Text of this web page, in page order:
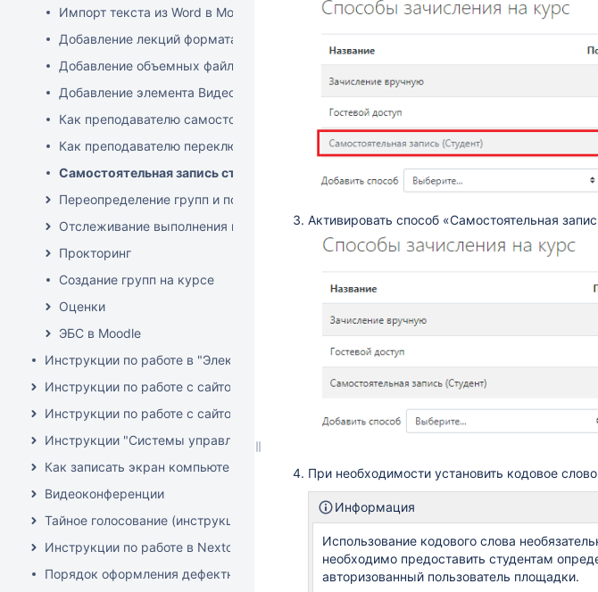
Импорт текста из Word в Moodle
Добавление лекций формата ppt
Добавление объемных файлов, книг и видео в курс
Добавление элемента Видеоконференция в курс
Как преподавателю самостоятельно записать студентов на курс
Как преподавателю переключиться к роли студента
Самостоятельная запись студентов на курс
Переопределение групп и пользователей
Отслеживание выполнения курса
Прокторинг
Создание групп на курсе
Оценки
ЭБС в Moodle
Инструкции по работе в "Электронный архив НГУ" (DSpace)
Инструкции по работе с сайтом Всесибирской олимпиады (vsesib.nsu.ru)
Инструкции по работе с сайтом НГУ
Инструкции "Системы управления конференциями"
Как записать экран компьютера со звуком
Видеоконференции
Тайное голосование (инструкции)
Инструкции по работе в Nextcloud
Порядок оформления дефектной ведомости на списание основного средства
Активировать способ «Самостоятельная
При необходимости установить кодовое
Информация
Использование кодового слова
необходимо предоставить студентам
авторизованный пользователь площадки.